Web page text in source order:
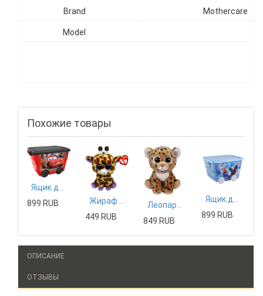
Brand Mothercare
Model
Похожие товары
899 RUB
449 RUB
849 RUB
Ящик для игрушек IDEA Disney, цвет: голубой
899 RUB
ОПИСАНИЕ
ОТЗЫВЫ